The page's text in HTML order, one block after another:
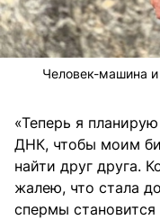
Человек-машина
«Теперь я
ДНК, чтобы моим
найти друг друга.
жалею, что стала
спермы становится